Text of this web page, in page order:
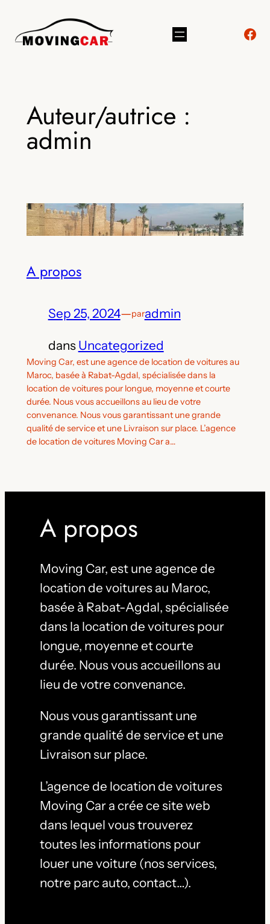
au
Auteur/autrice :
admin
A propos
Sep 25, 2024—paradmin
dans Uncategorized
Moving Car, est une agence de location de voitures au
Maroc, basée à Rabat-Agdal, spécialisée dans la
location de voitures pour longue, moyenne et courte
durée. Nous vous accueillons au lieu de votre
convenance. Nous vous garantissant une grande
qualité de service et une Livraison sur place. L’agence
de location de voitures Moving Car a…
A propos
Moving Car, est une agence de
location de voitures au Maroc,
basée à Rabat-Agdal, spécialisée
dans la location de voitures pour
longue, moyenne et courte
durée. Nous vous accueillons au
lieu de votre convenance.
Nous vous garantissant une
grande qualité de service et une
Livraison sur place.
L’agence de location de voitures
Moving Car a crée ce site web
dans lequel vous trouverez
toutes les informations pour
louer une voiture (nos services,
notre parc auto, contact…).